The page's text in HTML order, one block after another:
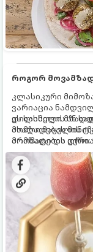
როგორ
კლასიკური
ვარიაცია
დილისთვის ან
ახალი მაყვლის
არომატი და
დახვეწილ და
ეს სასმელი
მომზადებას
მომზადების დრო: